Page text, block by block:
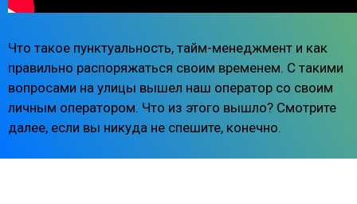
Что такое пунктуальность, тайм-менеджмент и как
правильно распоряжаться своим временем. С такими
вопросами на улицы вышел наш оператор со своим
личным оператором. Что из этого вышло? Смотрите
далее, если вы никуда не спешите, конечно.